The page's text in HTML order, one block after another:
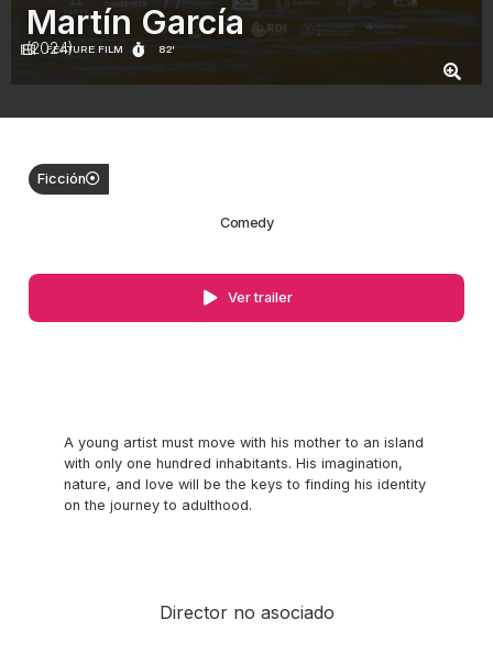
FEATURE FILM 82'
Martín García
(2024)
Ficción
Comedy
Ver trailer
A young artist must move with his mother to an island
with only one hundred inhabitants. His imagination,
nature, and love will be the keys to finding his identity
on the journey to adulthood.
Director no asociado